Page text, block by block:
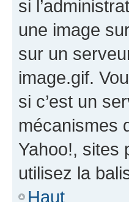
si
une image
sur un
image.gif.
si c’est un
mécanismes
Yahoo!, sites
utilisez la
Haut